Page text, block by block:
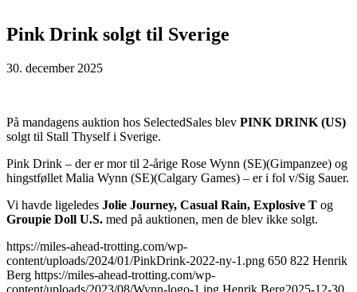
Pink Drink solgt til Sverige
30. december 2025
På mandagens auktion hos SelectedSales blev PINK DRINK (US)
solgt til Stall Thyself i Sverige.
Pink Drink – der er mor til 2-årige Rose Wynn (SE)(Gimpanzee) og
hingstføllet Malia Wynn (SE)(Calgary Games) – er i fol v/Sig Sauer.
Vi havde ligeledes Jolie Journey, Casual Rain, Explosive T og
Groupie Doll U.S. med på auktionen, men de blev ikke solgt.
https://miles-ahead-trotting.com/wp-
content/uploads/2024/01/PinkDrink-2022-ny-1.png 650 822 Henrik
Berg https://miles-ahead-trotting.com/wp-
content/uploads/2023/08/Wynn-logo-1.jpg Henrik Berg2025-12-30